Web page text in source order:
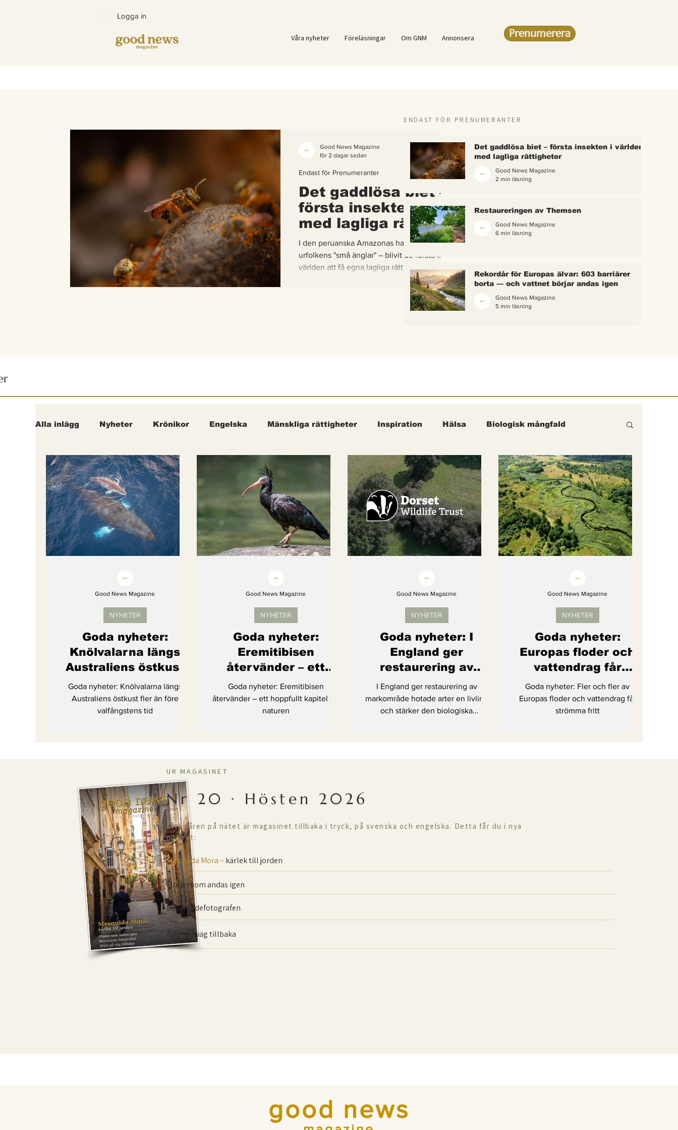
Logga in
Våra nyheter Föreläsningar Om GNM Annonsera Prenumerera
Det gaddlösa biet –
första insekten i världen
med lagliga rättigheter
I den peruanska Amazonas har de gaddlösa bina –
urfolkens "små änglar" – blivit de första insekterna i
världen att få egna lagliga rättigheter. En berättelse
om hur vetenskap, urfolkskunskap och juridik gick
samman för att skydda regnskogens minsta
Endast för Prenumeranter
Good News Magazine
för 2 dagar sedan
ENDAST FÖR PRENUMERANTER
Det gaddlösa biet – första insekten i världen
med lagliga rättigheter
Good News Magazine
2 min läsning
Restaureringen av Themsen
Good News Magazine
6 min läsning
Rekordår för Europas älvar: 603 barriärer
borta — och vattnet börjar andas igen
Good News Magazine
5 min läsning
Alla inlägg Nyheter Krönikor Engelska Mänskliga rättigheter Inspiration Hälsa Biologisk mångfald
Bättre värld Djurens rättigheter Kvinnors rättigheter Klimatmål Förnybar energi Artikel Barns rättigheter
fredligare värld Kände du till.... Erbjudanden Videoklipp Framsteg Arter som återhämtar sig
Endast för Prenumeranter
Goda nyheter:
Knölvalarna längs
Australiens östkust
fler än före
valfångstens tid
Goda nyheter: Knölvalarna längs
Australiens östkust fler än före
valfångstens tid
NYHETER
Good News Magazine
Goda nyheter:
Eremitibisen
återvänder – ett
hoppfullt kapitel för
naturen
Goda nyheter: Eremitibisen
återvänder – ett hoppfullt kapitel för
naturen
NYHETER
Good News Magazine
Goda nyheter: I
England ger
restaurering av
markområde hotade
arter en livlina
I England ger restaurering av
markområde hotade arter en livlina
och stärker den biologiska
NYHETER
Good News Magazine
Goda nyheter:
Europas floder och
vattendrag får
strömma fritt
Goda nyheter: Fler och fler av
Europas floder och vattendrag får
strömma fritt
NYHETER
Good News Magazine
UR MAGASINET
Nr 20 · Hösten 2026
Efter åren på nätet är magasinet tillbaka i tryck, på svenska och engelska. Detta får du i nya
numret:
Mesquida Mora – kärlek till jorden
Floder som andas igen
Bevarande­fotografen
Arter på väg tillbaka
good news